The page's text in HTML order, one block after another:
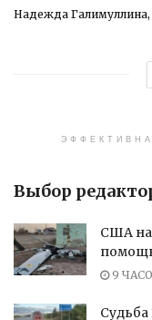
Надежда
Выбор
США
9